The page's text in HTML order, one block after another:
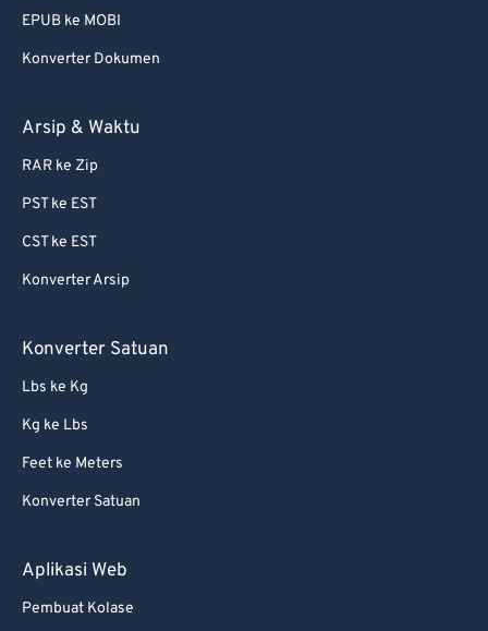
EPUB ke MOBI
Konverter Dokumen
Arsip & Waktu
RAR ke Zip
PST ke EST
CST ke EST
Konverter Arsip
Konverter Satuan
Lbs ke Kg
Kg ke Lbs
Feet ke Meters
Konverter Satuan
Aplikasi Web
Pembuat Kolase